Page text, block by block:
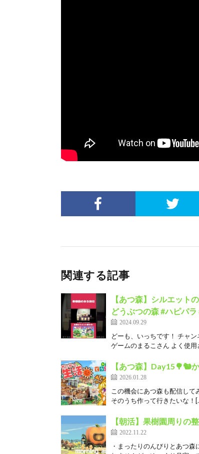
関連する記事
【あつ森】シルエット
どうぶつの森 #ハピパ
2024.09.29
どーも、いっちです！ チャ
ゲームのまるこさん よく使
【あつ森】Day15🌳🐿️
2026.01.28
この機会にあつ森も配信し
そのうち作って行きたいな！
【朝活】果樹園周りの
2022.11.22
・まったりのんびりとあつ